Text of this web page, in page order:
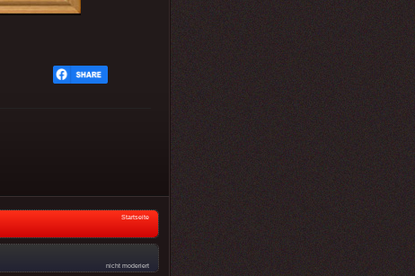
Startseite
nicht moderiert